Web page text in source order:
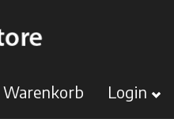
Warenkorb Login